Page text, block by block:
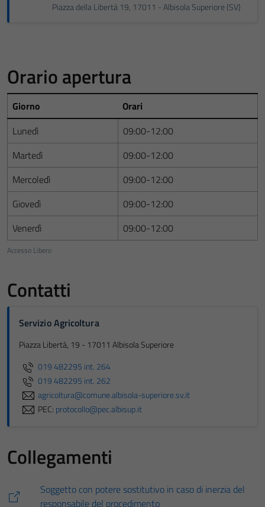
Piazza della Libertà 19, 17011 - Albisola Superiore (SV)
Orario apertura
Accesso Libero
Giorno
Orari
Lunedì
09:00-12:00
Martedì
09:00-12:00
Mercoledì
09:00-12:00
Giovedì
09:00-12:00
Venerdì
09:00-12:00
Contatti
Servizio Agricoltura
Piazza Libertà, 19 - 17011 Albisola Superiore
019 482295 int. 264
019 482295 int. 262
agricoltura@comune.albisola-superiore.sv.it
PEC: protocollo@pec.albisup.it
Collegamenti
Soggetto con potere sostitutivo in caso di inerzia del
responsabile del procedimento